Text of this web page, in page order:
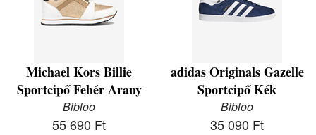
Michael Kors Billie
Sportcipő Fehér Arany
Bibloo
55 690 Ft
adidas Originals Gazelle
Sportcipő Kék
Bibloo
35 090 Ft